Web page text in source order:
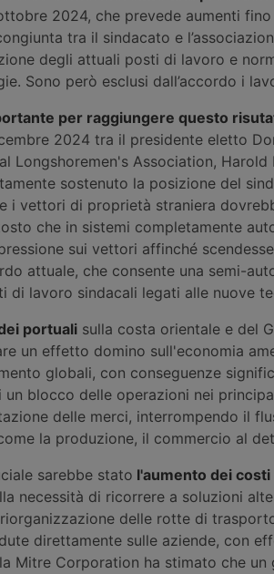
2024, che prevede aumenti fino
tra il sindacato e
degli attuali posti di lavoro e
Sono però esclusi dall’accordo i
per raggiungere questo
2024 tra il presidente eletto
Longshoremen's Association,
sostenuto la posizione del
i vettori di proprietà straniera
che in sistemi completamente
sui vettori affinché
attuale, che consente una semi-
di lavoro sindacali legati alle nuove
portuali sulla costa orientale e del
un effetto domino sull'economia
globali, con conseguenze
un blocco delle operazioni nei
delle merci, interrompendo il
la produzione, il commercio al
sarebbe stato l'aumento dei
necessità di ricorrere a soluzioni
delle rotte di
direttamente sulle aziende, con
Mitre Corporation ha stimato che